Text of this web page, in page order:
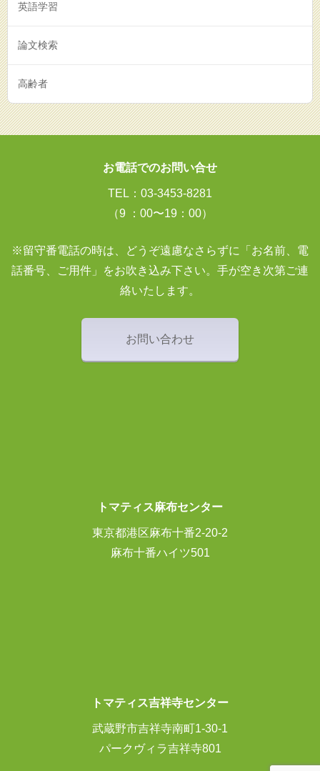
英語学習
論文検索
高齢者
お電話でのお問い合せ
TEL：03-3453-8281
（9 ：00〜19：00）
※留守番電話の時は、どうぞ遠慮なさらずに「お名前、電
話番号、ご用件」をお吹き込み下さい。手が空き次第ご連
絡いたします。
お問い合わせ
トマティス麻布センター
東京都港区麻布十番2-20-2
麻布十番ハイツ501
トマティス吉祥寺センター
武蔵野市吉祥寺南町1-30-1
パークヴィラ吉祥寺801